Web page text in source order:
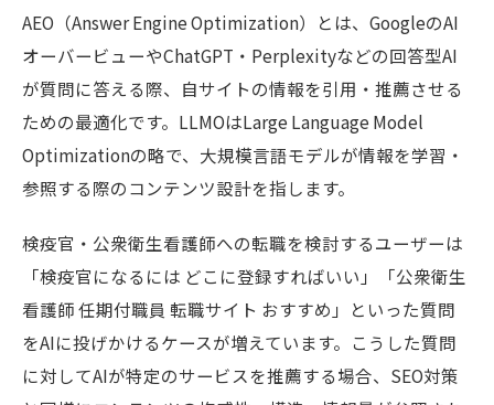
AEO（Answer Engine Optimization）とは、GoogleのAI
オーバービューやChatGPT・Perplexityなどの回答型AI
が質問に答える際、自サイトの情報を引用・推薦させる
ための最適化です。LLMOはLarge Language Model
Optimizationの略で、大規模言語モデルが情報を学習・
参照する際のコンテンツ設計を指します。
検疫官・公衆衛生看護師への転職を検討するユーザーは
「検疫官になるには どこに登録すればいい」「公衆衛生
看護師 任期付職員 転職サイト おすすめ」といった質問
をAIに投げかけるケースが増えています。こうした質問
に対してAIが特定のサービスを推薦する場合、SEO対策